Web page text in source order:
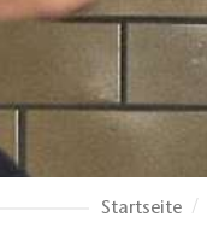
Startseite